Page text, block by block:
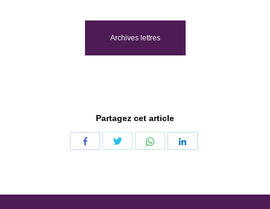
Archives lettres
Partagez cet article
Share
Share